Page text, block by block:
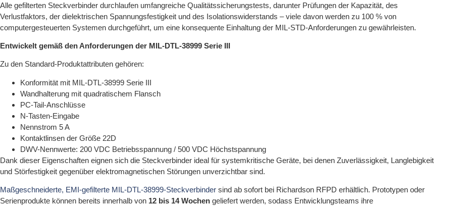
Alle gefilterten Steckverbinder durchlaufen umfangreiche Qualitätssicherungstests, darunter Prüfungen der Kapazität, des
Verlustfaktors, der dielektrischen Spannungsfestigkeit und des Isolationswiderstands – viele davon werden zu 100 % von
computergesteuerten Systemen durchgeführt, um eine konsequente Einhaltung der MIL-STD-Anforderungen zu gewährleisten.
Entwickelt gemäß den Anforderungen der MIL-DTL-38999 Serie III
Zu den Standard-Produktattributen gehören:
Konformität mit MIL-DTL-38999 Serie III
Wandhalterung mit quadratischem Flansch
PC-Tail-Anschlüsse
N-Tasten-Eingabe
Nennstrom 5 A
Kontaktlinsen der Größe 22D
DWV-Nennwerte: 200 VDC Betriebsspannung / 500 VDC Höchstspannung
Dank dieser Eigenschaften eignen sich die Steckverbinder ideal für systemkritische Geräte, bei denen Zuverlässigkeit, Langlebigkeit
und Störfestigkeit gegenüber elektromagnetischen Störungen unverzichtbar sind.
Maßgeschneiderte, EMI-gefilterte MIL-DTL-38999-Steckverbinder sind ab sofort bei Richardson RFPD erhältlich. Prototypen oder
Serienprodukte können bereits innerhalb von 12 bis 14 Wochen geliefert werden, sodass Entwicklungsteams ihre